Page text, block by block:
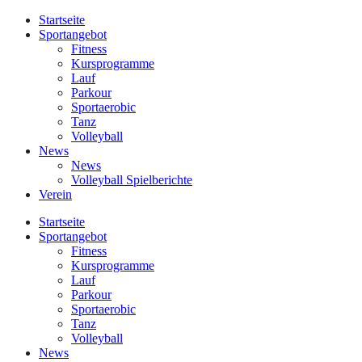
Startseite
Sportangebot
Fitness
Kursprogramme
Lauf
Parkour
Sportaerobic
Tanz
Volleyball
News
News
Volleyball Spielberichte
Verein
Startseite
Sportangebot
Fitness
Kursprogramme
Lauf
Parkour
Sportaerobic
Tanz
Volleyball
News